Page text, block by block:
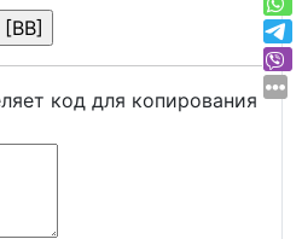
код для копирования